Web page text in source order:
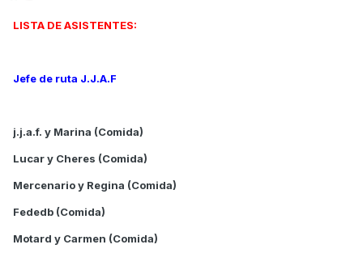
LISTA DE ASISTENTES:
Jefe de ruta J.J.A.F
j.j.a.f. y Marina (Comida)
Lucar y Cheres (Comida)
Mercenario y Regina (Comida)
Fededb (Comida)
Motard y Carmen (Comida)